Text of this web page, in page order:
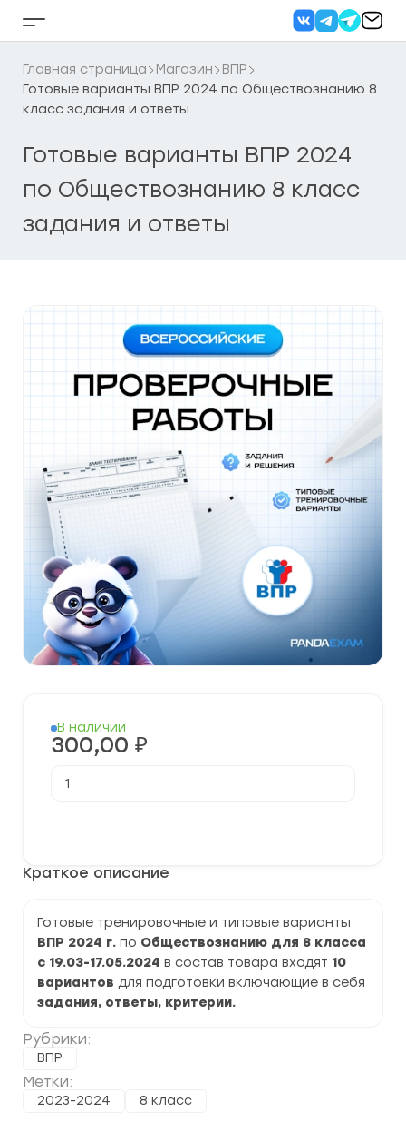
Кнопка
бокового
меню
Главная страница Магазин
ВПР
Готовые варианты ВПР 2024 по Обществознанию 8
класс задания и ответы
Готовые варианты ВПР 2024
по Обществознанию 8 класс
задания и ответы
Краткое описание
Готовые тренировочные и типовые варианты
ВПР 2024 г. по Обществознанию для 8 класса
с 19.03-17.05.2024 в состав товара входят 10
вариантов для подготовки включающие в себя
задания, ответы, критерии.
Рубрики:
ВПР
Метки:
2023-2024 8 класс
В наличии
300,00 ₽
товара
Обществознанию
задания
и
ответы